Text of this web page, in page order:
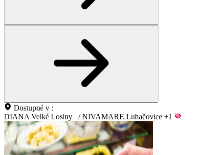
Dostupné v :
DIANA Velké Losiny
/ NIVAMARE Luhačovice +1